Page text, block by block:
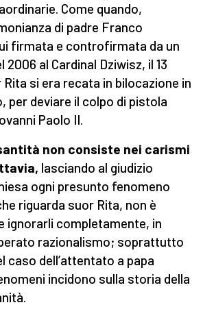
Come quando,
di padre Franco
firmata e controfirmata da un
al Cardinal Dziwisz, il 13
Rita si era recata in bilocazione in
per deviare il colpo di pistola
Paolo II.
non consiste nei carismi
lasciando al giudizio
ogni presunto fenomeno
riguarda suor Rita, non è
ignorarli completamente, in
razionalismo; soprattutto
caso dell’attentato a papa
incidono sulla storia della